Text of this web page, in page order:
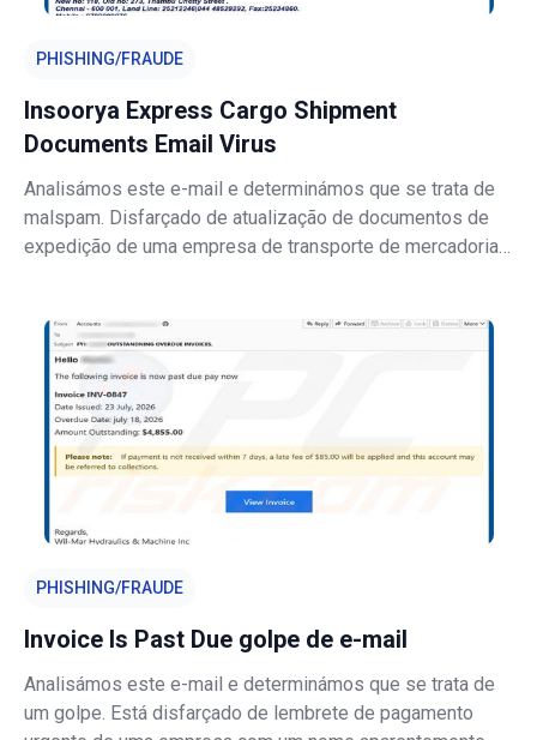
PHISHING/FRAUDE
Insoorya Express Cargo Shipment
Documents Email Virus
Analisámos este e-mail e determinámos que se trata de
malspam. Disfarçado de atualização de documentos de
expedição de uma empresa de transporte de mercadorias,
eliminado sem abrir quaisquer fiche
PHISHING/FRAUDE
Invoice Is Past Due golpe de e-mail
Analisámos este e-mail e determinámos que se trata de
um golpe. Está disfarçado de lembrete de pagamento